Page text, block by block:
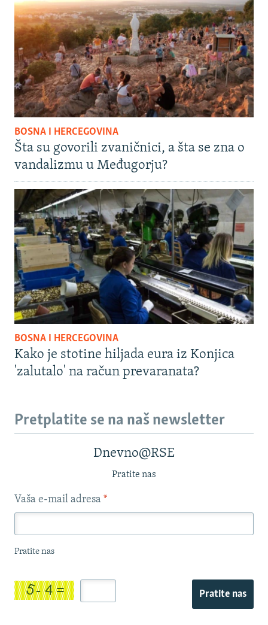
BOSNA I HERCEGOVINA
Šta su govorili zvaničnici, a šta se zna o
vandalizmu u Međugorju?
BOSNA I HERCEGOVINA
Kako je stotine hiljada eura iz Konjica
'zalutalo' na račun prevaranata?
Pretplatite se na naš newsletter
Dnevno@RSE
Pratite nas
Vaša e-mail adresa *
Pratite nas
Pratite nas